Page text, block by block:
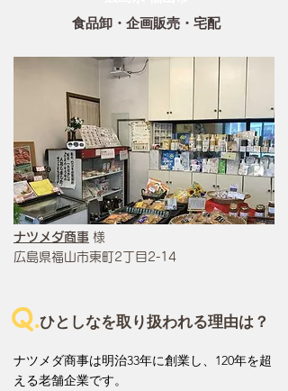
食品卸・企画販売・宅配
ナツメダ商事 様
広島県福山市東町2丁目2-14
Q.ひとしなを取り扱われる理由は？
ナツメダ商事は明治33年に創業し、120年を超
える老舗企業です。